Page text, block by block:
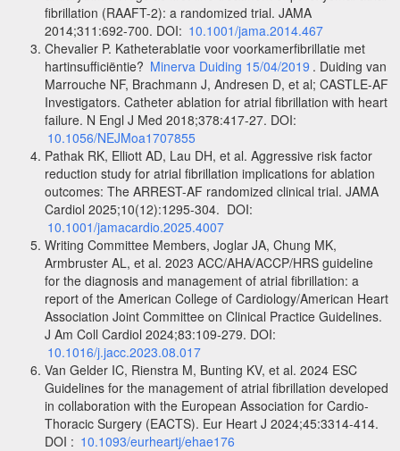
fibrillation (RAAFT-2): a randomized trial. JAMA
2014;311:692-700. DOI: 10.1001/jama.2014.467
Chevalier P. Katheterablatie voor voorkamerfibrillatie met
hartinsufficiëntie? Minerva Duiding 15/04/2019 . Duiding van
Marrouche NF, Brachmann J, Andresen D, et al; CASTLE-AF
Investigators. Catheter ablation for atrial fibrillation with heart
failure. N Engl J Med 2018;378:417-27. DOI:
10.1056/NEJMoa1707855
Pathak RK, Elliott AD, Lau DH, et al. Aggressive risk factor
reduction study for atrial fibrillation implications for ablation
outcomes: The ARREST-AF randomized clinical trial. JAMA
Cardiol 2025;10(12):1295-304. DOI:
10.1001/jamacardio.2025.4007
Writing Committee Members, Joglar JA, Chung MK,
Armbruster AL, et al. 2023 ACC/AHA/ACCP/HRS guideline
for the diagnosis and management of atrial fibrillation: a
report of the American College of Cardiology/American Heart
Association Joint Committee on Clinical Practice Guidelines.
J Am Coll Cardiol 2024;83:109‑279. DOI:
10.1016/j.jacc.2023.08.017
Van Gelder IC, Rienstra M, Bunting KV, et al. 2024 ESC
Guidelines for the management of atrial fibrillation developed
in collaboration with the European Association for Cardio-
Thoracic Surgery (EACTS). Eur Heart J 2024;45:3314‑414.
DOI : 10.1093/eurheartj/ehae176